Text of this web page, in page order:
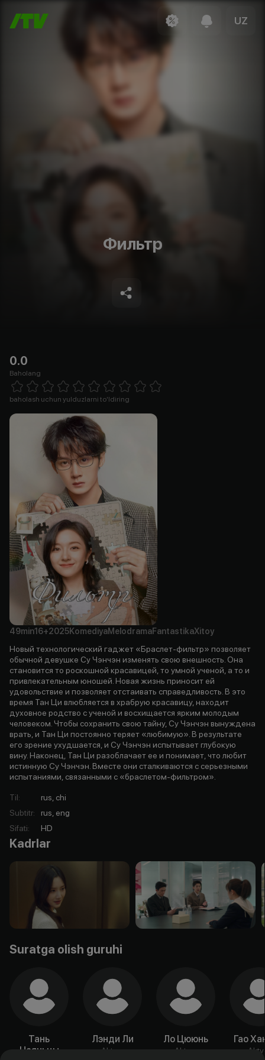
UZ
Фильтр
0.0
Baholang
1 Star 2 Stars 3 Stars 4 Stars5 Stars 6 Stars7 Stars8 Stars
baholash uchun yulduzlarni to'ldiring
49min16+2025KomediyaMelodramaFantastikaXitoy
Новый технологический гаджет «Браслет-фильтр» позволяет
обычной девушке Су Чэнчэн изменять свою внешность. Она
становится то роскошной красавицей, то умной ученой, а то и
привлекательным юношей. Новая жизнь приносит ей
удовольствие и позволяет отстаивать справедливость. В это
время Тан Ци влюбляется в храбрую красавицу, находит
духовное родство с ученой и восхищается ярким молодым
человеком. Чтобы сохранить свою тайну, Су Чэнчэн вынуждена
врать, и Тан Ци постоянно теряет «любимую». В результате
его зрение ухудшается, и Су Чэнчэн испытывает глубокую
вину. Наконец, Тан Ци разоблачает ее и понимает, что любит
истинную Су Чэнчэн. Вместе они сталкиваются с серьезными
испытаниями, связанными с «браслетом-фильтром».
Til:
rus, chi
Subtitr:
rus, eng
Sifati: HD
Kadrlar
Suratga olish guruhi
Тань
Цзяньцы
Лэнди Ли
Aktyor
Ло Цююнь
Aktyor
Гао